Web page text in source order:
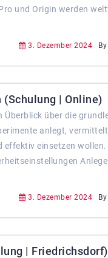
und Origin werden
3. Dezember 2024
| Online)
über die
anlegt,
einsetzen
3. Dezember 2024
| Friedrichsdorf)